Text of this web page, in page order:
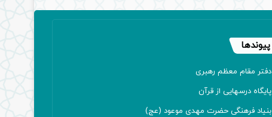
پیوندها
دفتر مقام معظم رهبری
پایگاه درسهایی از قرآن
بنیاد فرهنگی حضرت مهدی موعود (عج)